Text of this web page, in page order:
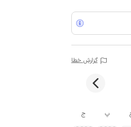
گزارش خطا
پ ج